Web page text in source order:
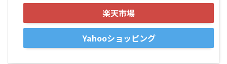
楽天市場
Yahooショッピング